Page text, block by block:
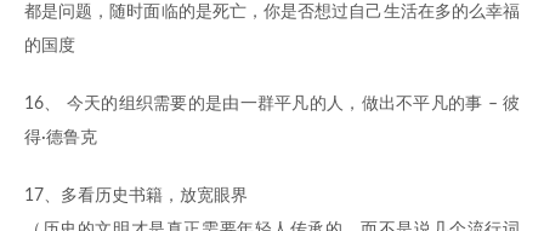
都是问题，随时面临的是死亡，你是否想过自己生活在多的么幸福
的国度
16、 今天的组织需要的是由一群平凡的人，做出不平凡的事 – 彼
得·德鲁克
17、多看历史书籍，放宽眼界